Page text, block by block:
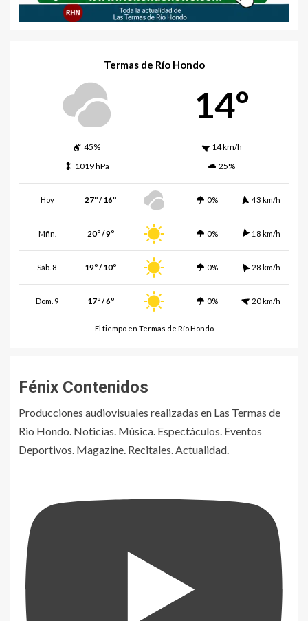
Termas de Río Hondo
14º
45%
14 km/h
1019 hPa
25%
Hoy 27º / 16º 0% 43 km/h
Mñn. 20º / 9º 0% 18 km/h
Sáb. 8 19º / 10º 0% 28 km/h
Dom. 9 17º / 6º 0% 20 km/h
El tiempo en Termas de Río Hondo
Fénix Contenidos
Producciones audiovisuales realizadas en Las Termas de
Rio Hondo. Noticias. Música. Espectáculos. Eventos
Deportivos. Magazine. Recitales. Actualidad.